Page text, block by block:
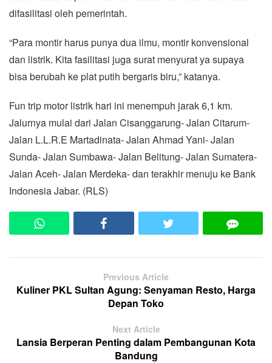
difasilitasi oleh pemerintah.
“Para montir harus punya dua ilmu, montir konvensional
dan listrik. Kita fasilitasi juga surat menyurat ya supaya
bisa berubah ke plat putih bergaris biru,” katanya.
Fun trip motor listrik hari ini menempuh jarak 6,1 km.
Jalurnya mulai dari Jalan Cisanggarung- Jalan Citarum-
Jalan L.L.R.E Martadinata- Jalan Ahmad Yani- Jalan
Sunda- Jalan Sumbawa- Jalan Belitung- Jalan Sumatera-
Jalan Aceh- Jalan Merdeka- dan terakhir menuju ke Bank
Indonesia Jabar. (RLS)
Previous Article
Kuliner PKL Sultan Agung: Senyaman Resto, Harga
Depan Toko
Next Article
Lansia Berperan Penting dalam Pembangunan Kota
Bandung